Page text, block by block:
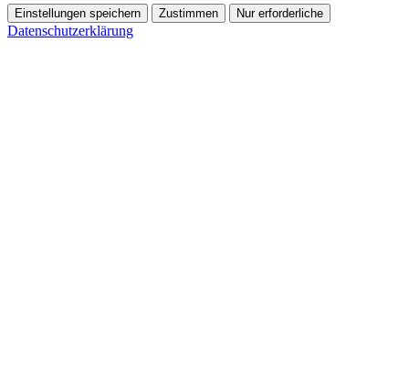
Einstellungen speichern Zustimmen Nur erforderliche
Datenschutzerklärung